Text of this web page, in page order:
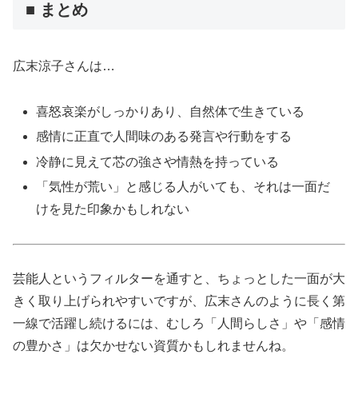
■ まとめ
広末涼子さんは…
喜怒哀楽がしっかりあり、自然体で生きている
感情に正直で人間味のある発言や行動をする
冷静に見えて芯の強さや情熱を持っている
「気性が荒い」と感じる人がいても、それは一面だ
けを見た印象かもしれない
芸能人というフィルターを通すと、ちょっとした一面が大
きく取り上げられやすいですが、広末さんのように長く第
一線で活躍し続けるには、むしろ「人間らしさ」や「感情
の豊かさ」は欠かせない資質かもしれませんね。